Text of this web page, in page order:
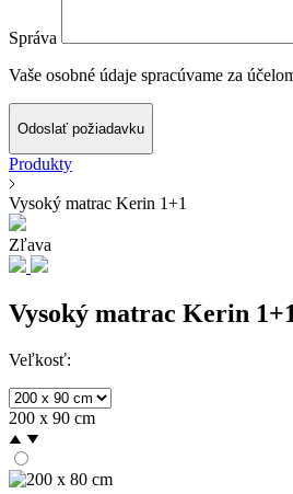
Správa
Vaše osobné údaje spracúvame za
Odoslať požiadavku
Produkty
Vysoký matrac Kerin 1+1
Zľava
Vysoký matrac Kerin
Veľkosť:
200 x 90 cm